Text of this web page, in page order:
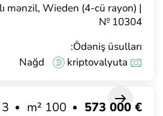
mənzil, Wieden (4-cü rayon) |
№ 10304
Ödəniş üsulları:
Nağd
kriptovalyuta
€ 573 000
100 m²
3 otaq